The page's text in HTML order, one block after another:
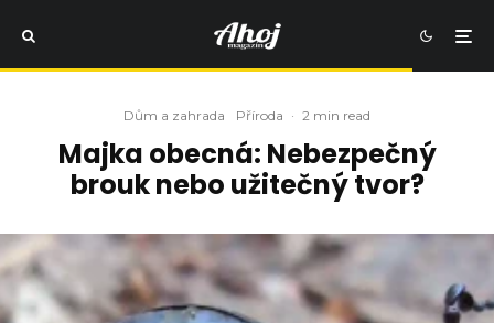
Dům a zahrada Příroda · 2 min read
Majka obecná: Nebezpečný
brouk nebo užitečný tvor?